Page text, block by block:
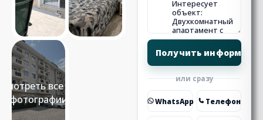
Смотреть все 19
фотографии
или сразу
WhatsApp Телефон